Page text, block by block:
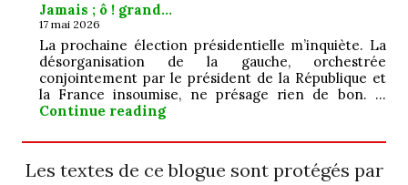
Jamais ; ô ! grand…
17 mai 2026
La prochaine élection présidentielle m’inquiète. La
désorganisation de la gauche, orchestrée
conjointement par le président de la République et
la France insoumise, ne présage rien de bon. …
Continue readingJamais ; ô ! grand…
Les textes de ce blogue sont protégés par